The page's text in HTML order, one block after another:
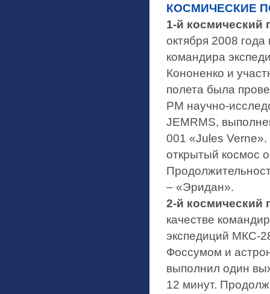
КОСМИЧЕСКИЕ
1-й космический
октября 2008
командира
Кононенко и
полета была
PM научно-
JEMRMS,
001 «Jules
открытый космос
– «Эридан».
2-й космический
качестве
экспедиций МКС-
Фоссумом и
выполнил один
12 минут.